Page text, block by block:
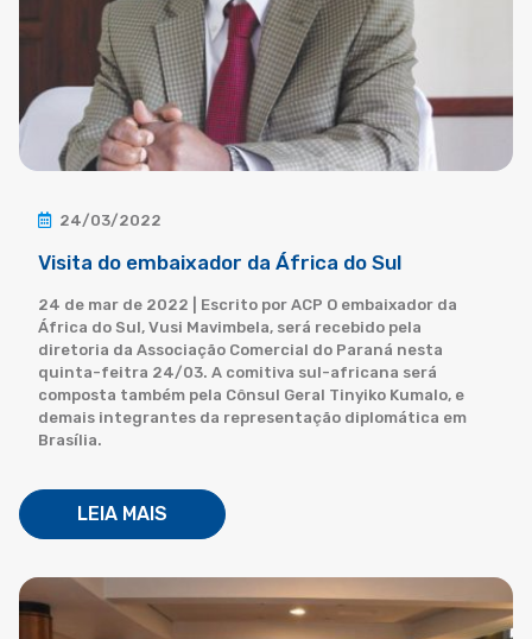
24/03/2022
Visita do embaixador da África do Sul
24 de mar de 2022 | Escrito por ACP O embaixador da
África do Sul, Vusi Mavimbela, será recebido pela
diretoria da Associação Comercial do Paraná nesta
quinta-feitra 24/03. A comitiva sul-africana será
composta também pela Cônsul Geral Tinyiko Kumalo, e
demais integrantes da representação diplomática em
Brasília.
LEIA MAIS